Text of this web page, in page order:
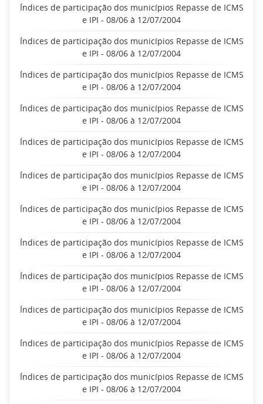
Índices de participação dos municípios Repasse de ICMS
e IPI - 08/06 à 12/07/2004
Índices de participação dos municípios Repasse de ICMS
e IPI - 08/06 à 12/07/2004
Índices de participação dos municípios Repasse de ICMS
e IPI - 08/06 à 12/07/2004
Índices de participação dos municípios Repasse de ICMS
e IPI - 08/06 à 12/07/2004
Índices de participação dos municípios Repasse de ICMS
e IPI - 08/06 à 12/07/2004
Índices de participação dos municípios Repasse de ICMS
e IPI - 08/06 à 12/07/2004
Índices de participação dos municípios Repasse de ICMS
e IPI - 08/06 à 12/07/2004
Índices de participação dos municípios Repasse de ICMS
e IPI - 08/06 à 12/07/2004
Índices de participação dos municípios Repasse de ICMS
e IPI - 08/06 à 12/07/2004
Índices de participação dos municípios Repasse de ICMS
e IPI - 08/06 à 12/07/2004
Índices de participação dos municípios Repasse de ICMS
e IPI - 08/06 à 12/07/2004
Índices de participação dos municípios Repasse de ICMS
e IPI - 08/06 à 12/07/2004